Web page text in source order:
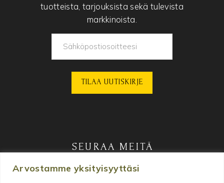
Arvostamme yksityisyyttäsi
tuotteista, tarjouksista sekä tulevista
markkinoista.
SEURAA MEITÄ